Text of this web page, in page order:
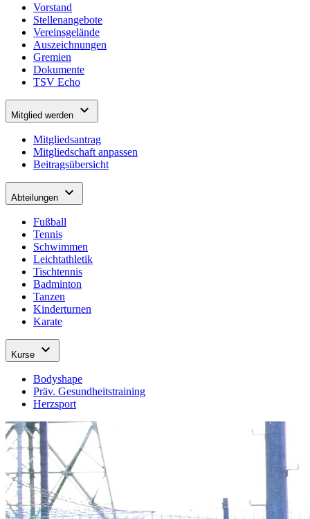
Vorstand
Stellenangebote
Vereinsgelände
Auszeichnungen
Gremien
Dokumente
TSV Echo
Mitglied werden expand_more
Mitgliedsantrag
Mitgliedschaft anpassen
Beitragsübersicht
Abteilungen expand_more
Fußball
Tennis
Schwimmen
Leichtathletik
Tischtennis
Badminton
Tanzen
Kinderturnen
Karate
Kurse expand_more
Bodyshape
Präv. Gesundheitstraining
Herzsport